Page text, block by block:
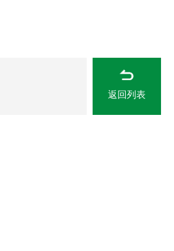
返回列表